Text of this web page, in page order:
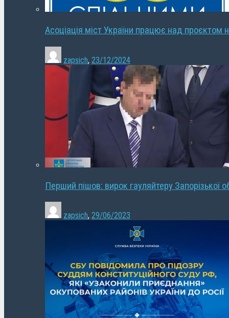
Асоціація міст України працює над проєктом
zapsich, 23/12/2024
Перший пішов: вирок гауляйтеру Запорізької
zapsich, 29/06/2023